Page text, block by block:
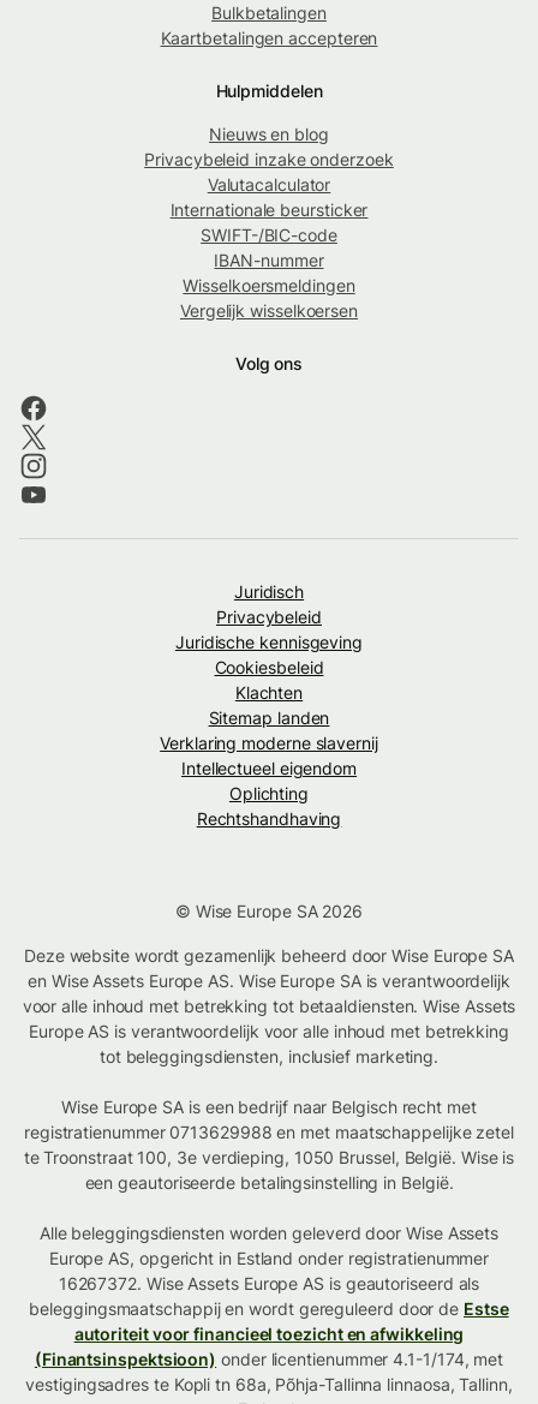
Bulkbetalingen
Kaartbetalingen accepteren
Hulpmiddelen
Nieuws en blog
Privacybeleid inzake onderzoek
Valutacalculator
Internationale beursticker
SWIFT-/BIC-code
IBAN-nummer
Wisselkoersmeldingen
Vergelijk wisselkoersen
Volg ons
Juridisch
Privacybeleid
Juridische kennisgeving
Cookiesbeleid
Klachten
Sitemap landen
Verklaring moderne slavernij
Intellectueel eigendom
Oplichting
Rechtshandhaving
© Wise Europe SA 2026
Deze website wordt gezamenlijk beheerd door Wise Europe SA
en Wise Assets Europe AS. Wise Europe SA is verantwoordelijk
voor alle inhoud met betrekking tot betaaldiensten. Wise Assets
Europe AS is verantwoordelijk voor alle inhoud met betrekking
tot beleggingsdiensten, inclusief marketing.
Wise Europe SA is een bedrijf naar Belgisch recht met
registratienummer 0713629988 en met maatschappelijke zetel
te Troonstraat 100, 3e verdieping, 1050 Brussel, België. Wise is
een geautoriseerde betalingsinstelling in België.
Alle beleggingsdiensten worden geleverd door Wise Assets
Europe AS, opgericht in Estland onder registratienummer
16267372. Wise Assets Europe AS is geautoriseerd als
beleggingsmaatschappij en wordt gereguleerd door de Estse
autoriteit voor financieel toezicht en afwikkeling
(Finantsinspektsioon) onder licentienummer 4.1-1/174, met
vestigingsadres te Kopli tn 68a, Põhja-Tallinna linnaosa, Tallinn,